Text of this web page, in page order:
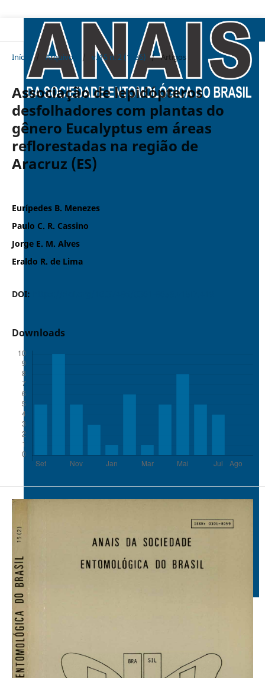
Início / Arquivos / v. 15 n. 2 (1986) / Artigos
Associação de lepidópteros
desfolhadores com plantas do
gênero Eucalyptus em áreas
reflorestadas na região de
Aracruz (ES)
Eurípedes B. Menezes
Paulo C. R. Cassino
Jorge E. M. Alves
Eraldo R. de Lima
DOI:
Downloads